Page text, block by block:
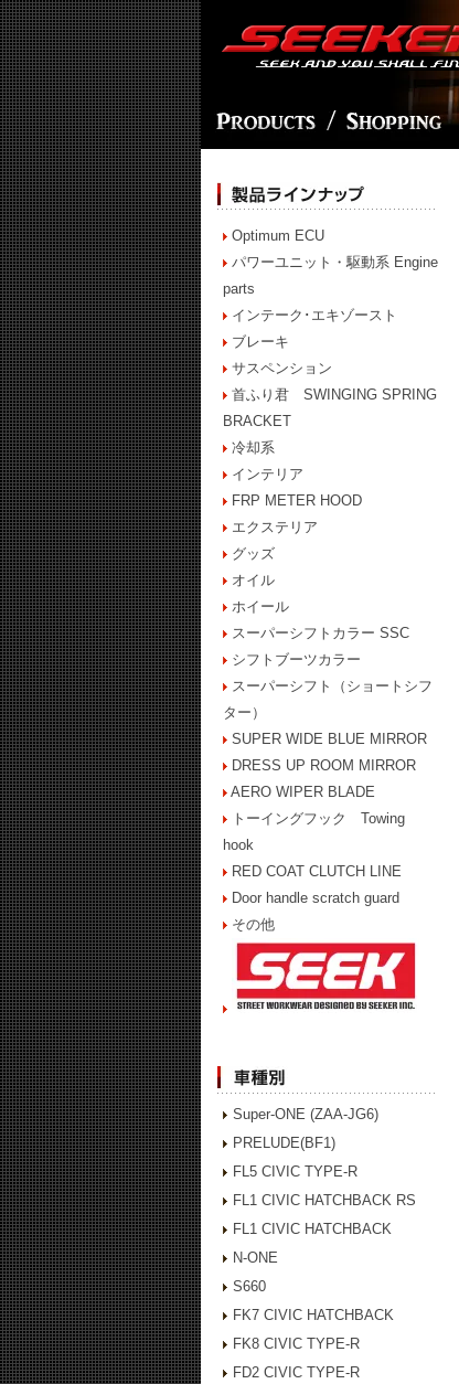
Optimum ECU
パワーユニット・駆動系 Engine
parts
インテーク･エキゾースト
ブレーキ
サスペンション
首ふり君 SWINGING SPRING
BRACKET
冷却系
インテリア
FRP METER HOOD
エクステリア
グッズ
オイル
ホイール
スーパーシフトカラー SSC
シフトブーツカラー
スーパーシフト（ショートシフ
ター）
SUPER WIDE BLUE MIRROR
DRESS UP ROOM MIRROR
AERO WIPER BLADE
トーイングフック Towing
hook
RED COAT CLUTCH LINE
Door handle scratch guard
その他
Super-ONE (ZAA-JG6)
PRELUDE(BF1)
FL5 CIVIC TYPE-R
FL1 CIVIC HATCHBACK RS
FL1 CIVIC HATCHBACK
N-ONE
S660
FK7 CIVIC HATCHBACK
FK8 CIVIC TYPE-R
FD2 CIVIC TYPE-R